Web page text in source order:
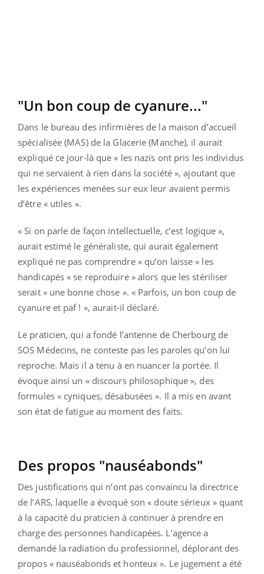
"Un bon coup de cyanure..."
Dans le bureau des infirmières de la maison d’accueil
spécialisée (MAS) de la Glacerie (Manche), il aurait
expliqué ce jour-là que « les nazis ont pris les individus
qui ne servaient à rien dans la société », ajoutant que
les expériences menées sur eux leur avaient permis
d’être « utiles ».
« Si on parle de façon intellectuelle, c’est logique »,
aurait estimé le généraliste, qui aurait également
expliqué ne pas comprendre « qu’on laisse » les
handicapés « se reproduire » alors que les stériliser
serait « une bonne chose ». « Parfois, un bon coup de
cyanure et paf ! », aurait-il déclaré.
Le praticien, qui a fondé l’antenne de Cherbourg de
SOS Médecins, ne conteste pas les paroles qu’on lui
reproche. Mais il a tenu à en nuancer la portée. Il
évoque ainsi un « discours philosophique », des
formules « cyniques, désabusées ». Il a mis en avant
son état de fatigue au moment des faits.
Des propos "nauséabonds"
Des justifications qui n’ont pas convaincu la directrice
de l’ARS, laquelle a évoqué son « doute sérieux » quant
à la capacité du praticien à continuer à prendre en
charge des personnes handicapées. L’agence a
demandé la radiation du professionnel, déplorant des
propos « nauséabonds et honteux ». Le jugement a été